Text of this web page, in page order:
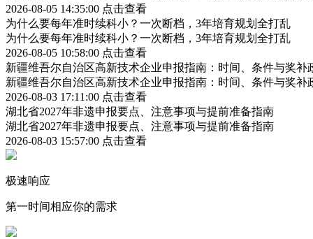
2026-08-05 14:35:00 点击查看
为什么要每年准时续科小？一次断档，3年培育规划全打乱
为什么要每年准时续科小？一次断档，3年培育规划全打乱
2026-08-05 10:58:00 点击查看
新疆维吾尔自治区高新技术企业申报指南：时间、条件与奖补
新疆维吾尔自治区高新技术企业申报指南：时间、条件与奖补
2026-08-03 17:11:00 点击查看
湖北省2027年非遗申报要点、注意事项与提前准备指南
湖北省2027年非遗申报要点、注意事项与提前准备指南
2026-08-03 15:57:00 点击查看
极速响应
第一时间相应你的需求